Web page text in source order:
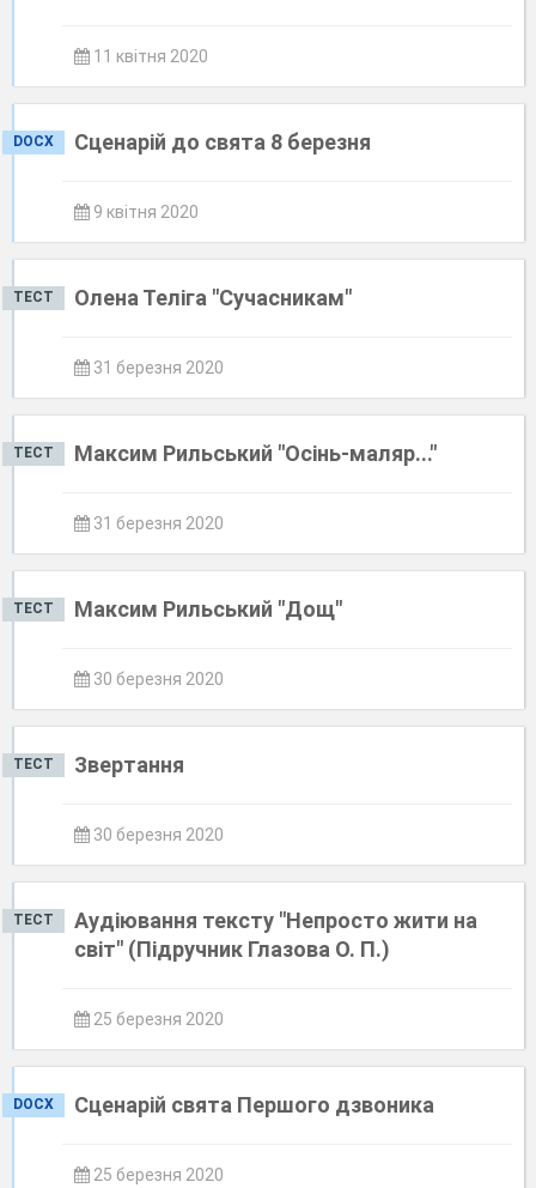
11 квітня 2020
DOCX Сценарій до свята 8 березня
9 квітня 2020
ТЕСТ Олена Теліга "Сучасникам"
31 березня 2020
ТЕСТ Максим Рильський "Осінь-маляр..."
31 березня 2020
ТЕСТ Максим Рильський "Дощ"
30 березня 2020
ТЕСТ Звертання
30 березня 2020
ТЕСТ
Аудіювання тексту "Непросто жити на
світ" (Підручник Глазова О. П.)
25 березня 2020
DOCX Сценарій свята Першого дзвоника
25 березня 2020